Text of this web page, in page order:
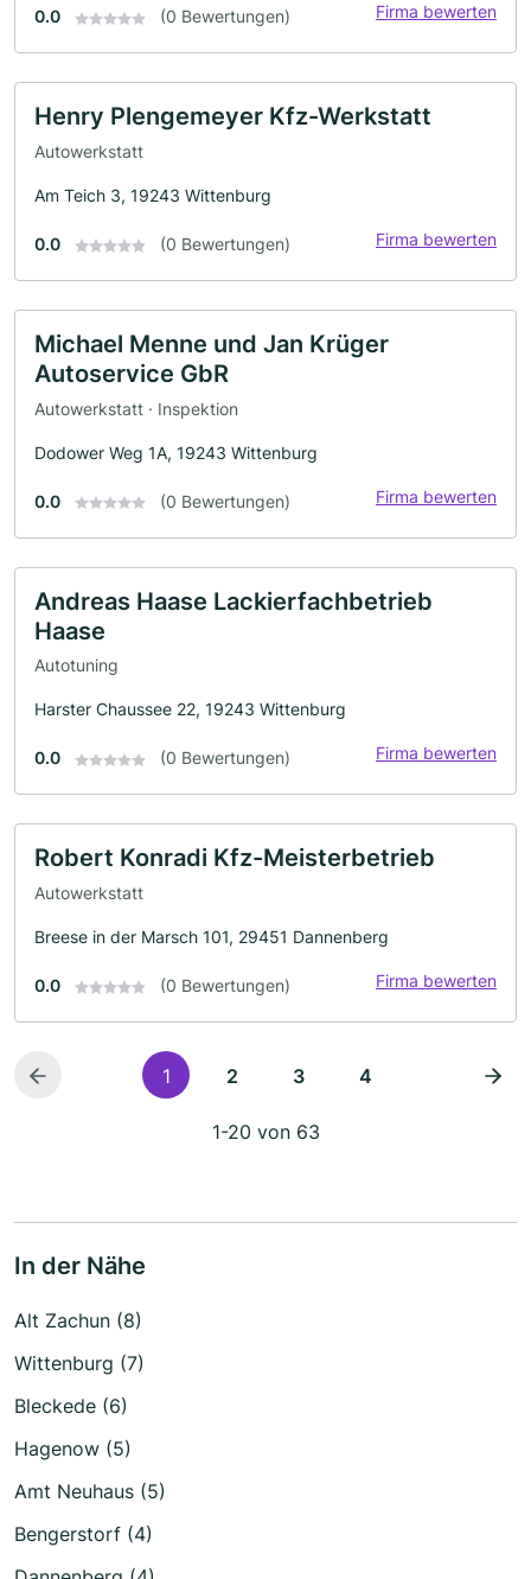
0.0 (0 Bewertungen) Firma bewerten
Henry Plengemeyer Kfz-Werkstatt
Autowerkstatt
Am Teich 3, 19243 Wittenburg
0.0 (0 Bewertungen) Firma bewerten
Michael Menne und Jan Krüger
Autoservice GbR
Autowerkstatt · Inspektion
Dodower Weg 1A, 19243 Wittenburg
0.0 (0 Bewertungen) Firma bewerten
Andreas Haase Lackierfachbetrieb
Haase
Autotuning
Harster Chaussee 22, 19243 Wittenburg
0.0 (0 Bewertungen) Firma bewerten
Robert Konradi Kfz-Meisterbetrieb
Autowerkstatt
Breese in der Marsch 101, 29451 Dannenberg
0.0 (0 Bewertungen) Firma bewerten
1 2 3 4
1-20 von 63
In der Nähe
Alt Zachun (8)
Wittenburg (7)
Bleckede (6)
Hagenow (5)
Amt Neuhaus (5)
Bengerstorf (4)